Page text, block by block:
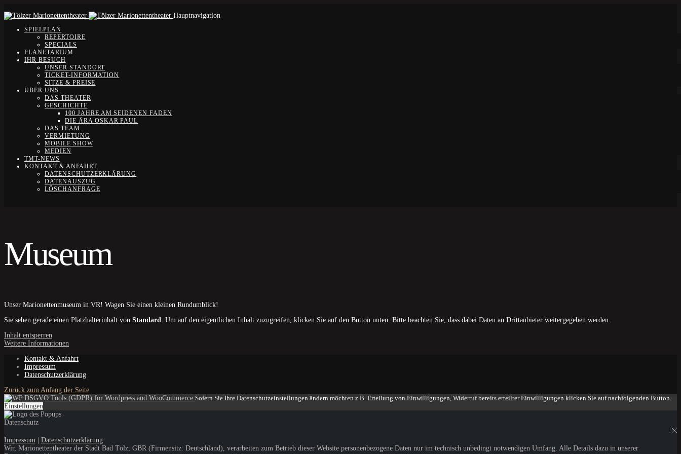
Hauptnavigation
SPIELPLAN
REPERTOIRE
SPECIALS
PLANETARIUM
IHR BESUCH
UNSER STANDORT
TICKET-INFORMATION
SITZE & PREISE
ÜBER UNS
DAS THEATER
GESCHICHTE
100 JAHRE AM SEIDENEN FADEN
DIE ÄRA OSKAR PAUL
DAS TEAM
VERMIETUNG
MOBILE SHOW
MEDIEN
TMT-NEWS
KONTAKT & ANFAHRT
DATENSCHUTZERKLÄRUNG
DATENAUSZUG
LÖSCHANFRAGE
Museum
Unser Marionettenmuseum in VR! Wagen Sie einen kleinen Rundumblick!
Sie sehen gerade einen Platzhalterinhalt von Standard . Um auf den eigentlichen Inhalt zuzugreifen, klicken Sie auf den Button unten. Bitte beachten Sie, dass dabei Daten an Drittanbieter weitergegeben werden.
Inhalt entsperren
Weitere Informationen
Kontakt & Anfahrt
Impressum
Datenschutzerklärung
Zurück zum Anfang der Seite
Sofern Sie Ihre Datenschutzeinstellungen ändern möchten z.B. Erteilung von Einwilligungen, Widerruf bereits erteilter Einwilligungen klicken Sie auf nachfolgenden Button.
Einstellungen
Datenschutz
Impressum | Datenschutzerklärung
Wir, Marionettentheater der Stadt Bad Tölz, GBR (Firmensitz: Deutschland), verarbeiten zum Betrieb dieser Website personenbezogene Daten nur im technisch unbedingt notwendigen Umfang. Alle Details dazu in unserer